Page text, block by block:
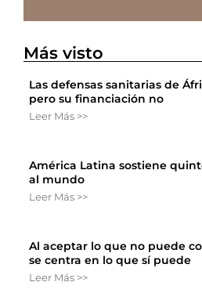
Más visto
Las defensas sanitarias de
pero su financiación no
Leer Más >>
América Latina sostiene
al mundo
Leer Más >>
Al aceptar lo que no puede
se centra en lo que sí puede
Leer Más >>